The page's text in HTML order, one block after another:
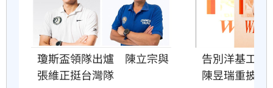
瓊斯盃領隊出爐　陳立宗與
張維正挺台灣隊
告別洋基工程
陳昱瑞重披戰